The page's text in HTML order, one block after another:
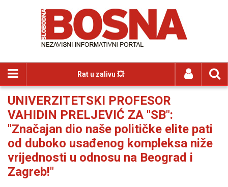
Rat u zalivu 💥
UNIVERZITETSKI PROFESOR
VAHIDIN PRELJEVIĆ ZA "SB":
"Značajan dio naše političke elite pati
od duboko usađenog kompleksa niže
vrijednosti u odnosu na Beograd i
Zagreb!"